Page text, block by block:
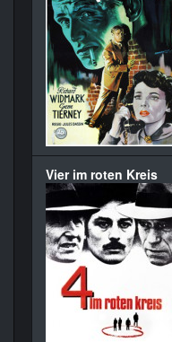
Vier im roten Kreis